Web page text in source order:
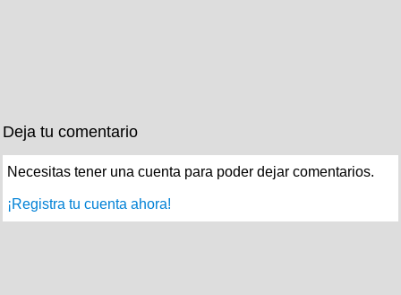
Deja tu comentario
Necesitas tener una cuenta para poder dejar comentarios.
¡Registra tu cuenta ahora!